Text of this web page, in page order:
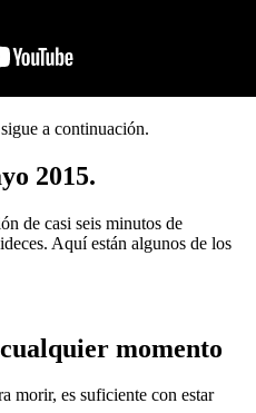
a continuación.
2015.
de casi seis minutos de
Aquí están algunos de los
momento
morir, es suficiente con estar